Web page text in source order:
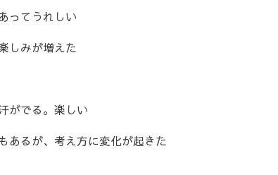
ってうれしい
しみが増えた
がでる。楽しい
あるが、考え方に変化が起きた